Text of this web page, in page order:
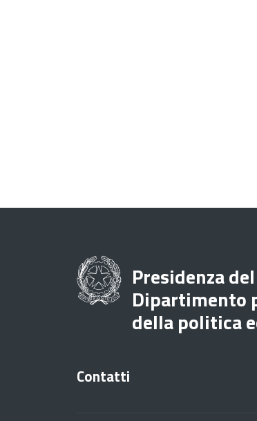
Presidenza
Dipartimento
della politica
Contatti